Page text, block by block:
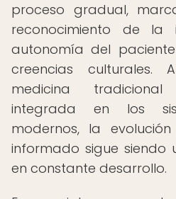
proceso gradual,
reconocimiento de
autonomía del
creencias
medicina
integrada en los
modernos, la
informado sigue siendo
en constante desarrollo.